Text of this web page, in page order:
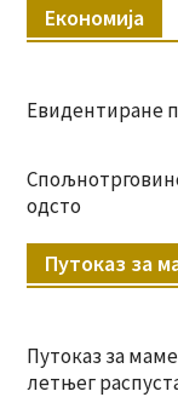
Економија
Евидентиране
одсто
Путоказ за
Путоказ за
летњег